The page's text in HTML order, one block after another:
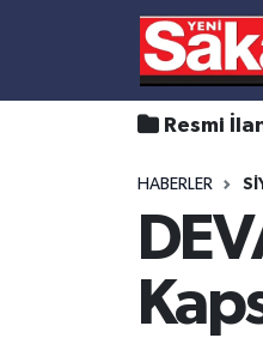
Resmi
HABERLER